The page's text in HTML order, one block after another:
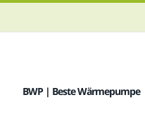
BWP | Beste Wärmepumpe